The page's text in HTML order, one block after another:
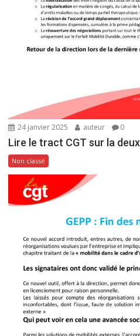
24 janvier 2025 auteur 0
Lire le tract CGT sur la
Non classé